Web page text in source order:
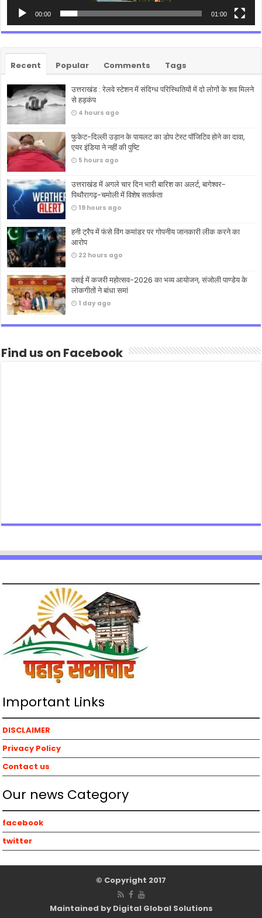
00:00 01:00
Recent Popular Comments Tags
उत्तराखंड : रेलवे स्टेशन में संदिग्ध परिस्थितियों में दो लोगों के शव मिलने
से हड़कंप
4 hours ago
फुकेट-दिल्ली उड़ान के पायलट का डोप टेस्ट पॉजिटिव होने का दावा,
एयर इंडिया ने नहीं की पुष्टि
5 hours ago
उत्तराखंड में अगले चार दिन भारी बारिश का अलर्ट, बागेश्वर-
पिथौरागढ़-चमोली में विशेष सतर्कता
19 hours ago
हनी ट्रैप में फंसे विंग कमांडर पर गोपनीय जानकारी लीक करने का
आरोप
22 hours ago
वसई में कजरी महोत्सव-2026 का भव्य आयोजन, संजोली पाण्डेय के
लोकगीतों ने बांधा समां
1 day ago
Find us on Facebook
Important Links
DISCLAIMER
Privacy Policy
Contact us
Our news Category
facebook
twitter
© Copyright 2017
Maintained by Digital Global Solutions